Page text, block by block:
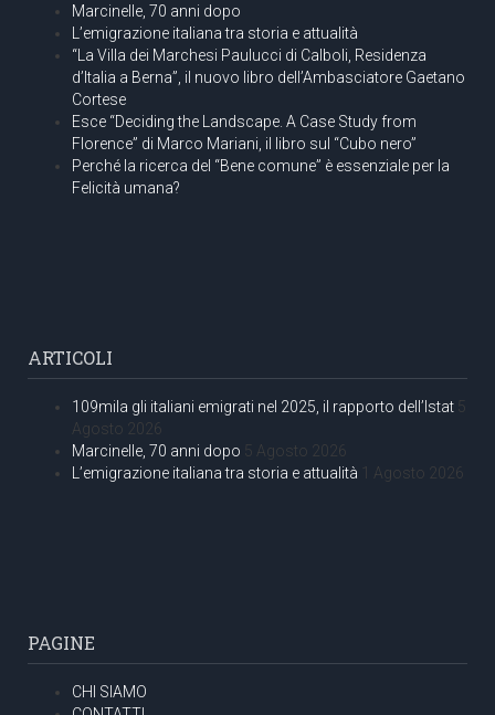
Marcinelle, 70 anni dopo
L’emigrazione italiana tra storia e attualità
“La Villa dei Marchesi Paulucci di Calboli, Residenza
d’Italia a Berna”, il nuovo libro dell’Ambasciatore Gaetano
Cortese
Esce “Deciding the Landscape. A Case Study from
Florence” di Marco Mariani, il libro sul “Cubo nero”
Perché la ricerca del “Bene comune” è essenziale per la
Felicità umana?
ARTICOLI
109mila gli italiani emigrati nel 2025, il rapporto dell’Istat 5
Agosto 2026
Marcinelle, 70 anni dopo 5 Agosto 2026
L’emigrazione italiana tra storia e attualità 1 Agosto 2026
PAGINE
CHI SIAMO